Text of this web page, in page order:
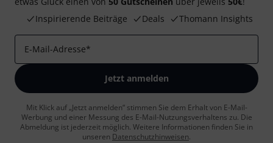
Inspirierende Beiträge
Deals Thomann Insights
E-Mail-Adresse*
Jetzt anmelden
Mit Klick auf „Jetzt anmelden“ stimmen Sie dem Erhalt von E-Mail-
Werbung und einer Messung des E-Mail-Nutzungsverhaltens zu. Die
Abmeldung ist jederzeit möglich. Weitere Informationen finden Sie in
unseren Datenschutzhinweisen.